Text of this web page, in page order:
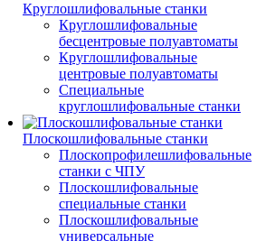
Круглошлифовальные станки
Круглошлифовальные
бесцентровые полуавтоматы
Круглошлифовальные
центровые полуавтоматы
Специальные
круглошлифовальные станки
Плоскошлифовальные станки
Плоскопрофилешлифовальные
станки с ЧПУ
Плоскошлифовальные
специальные станки
Плоскошлифовальные
универсальные